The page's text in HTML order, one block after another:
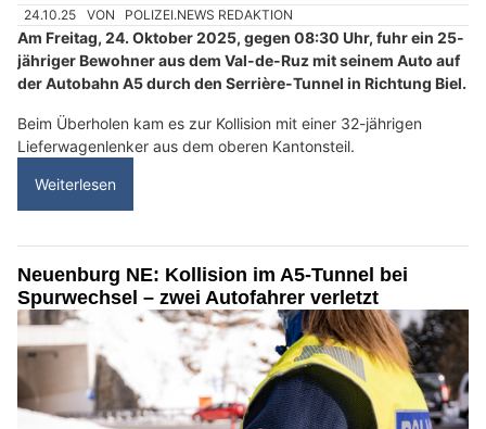
24.10.25 VON POLIZEI.NEWS REDAKTION
Am Freitag, 24. Oktober 2025, gegen 08:30 Uhr, fuhr ein 25-
jähriger Bewohner aus dem Val-de-Ruz mit seinem Auto auf
der Autobahn A5 durch den Serrière-Tunnel in Richtung Biel.
Beim Überholen kam es zur Kollision mit einer 32-jährigen
Lieferwagenlenker aus dem oberen Kantonsteil.
Weiterlesen
Neuenburg NE: Kollision im A5-Tunnel bei
Spurwechsel – zwei Autofahrer verletzt